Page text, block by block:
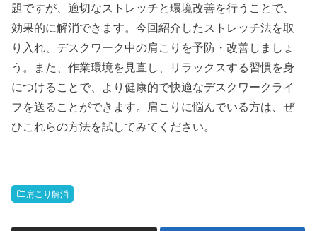
題ですが、適切なストレッチと環境改善を行うことで、
効果的に解消できます。今回紹介したストレッチ法を取
り入れ、デスクワーク中の肩こりを予防・改善しましょ
う。また、作業環境を見直し、リラックスする習慣を身
につけることで、より健康的で快適なデスクワークライ
フを送ることができます。肩こりに悩んでいる方は、ぜ
ひこれらの方法を試してみてください。
肩こり解消